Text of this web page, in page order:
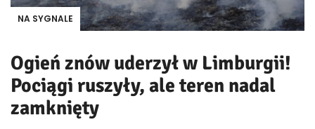
NA SYGNALE
Ogień znów uderzył w Limburgii!
Pociągi ruszyły, ale teren nadal
zamknięty